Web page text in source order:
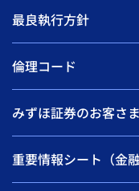
最良執行方針
倫理コード
みずほ証券のお客さ
重要情報シート（金